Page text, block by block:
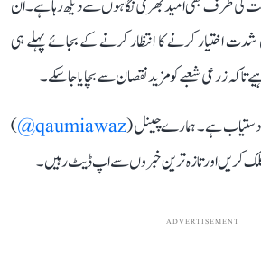
کی طرف بھی امید بھری نگاہوں سے دیکھ رہا ہے۔ ان
شدت اختیار کرنے کا انتظار کرنے کے بجائے پہلے ہی
تاکہ زرعی شعبے کو مزید نقصان سے بچایا جا سکے۔
دستیاب ہے۔ ہمارے چینل (qaumiawaz@
)
کریں اور تازہ ترین خبروں سے اپ ڈیٹ رہیں۔
ADVERTISEMENT